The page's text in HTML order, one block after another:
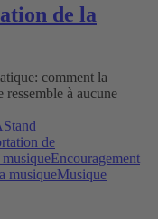
de la
comment la
ressemble à aucune
Stand
de
Encouragement
musiqueMusique